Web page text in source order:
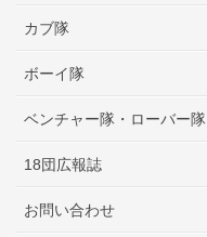
カブ隊
ボーイ隊
ベンチャー隊・ローバー隊
18団広報誌
お問い合わせ